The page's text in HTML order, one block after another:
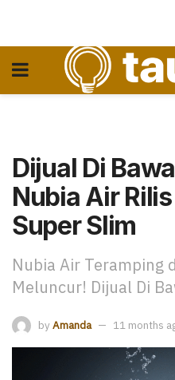
Dijual Di
Nubia Air
Super Slim
Nubia Air Teramping
Meluncur! Dijual Di
by Amanda 11 months